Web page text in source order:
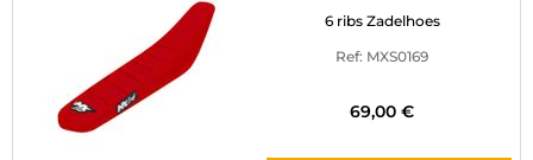
6 ribs Zadelhoes
Ref: MXS0169
69,00 €